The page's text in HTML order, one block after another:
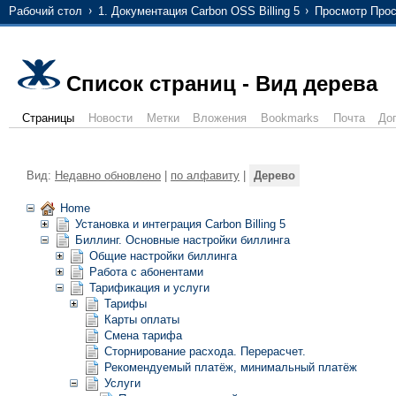
Рабочий стол 1. Документация Carbon OSS Billing 5 Просмотр
Список страниц - Вид дерева
Страницы Новости Метки Вложения Bookmarks Почта
Вид: Недавно обновлено | по алфавиту | Дерево
Home
Установка и интеграция Carbon Billing 5
Биллинг. Основные настройки биллинга
Общие настройки биллинга
Работа с абонентами
Тарификация и услуги
Тарифы
Карты оплаты
Смена тарифа
Сторнирование расхода. Перерасчет.
Рекомендуемый платёж, минимальный платёж
Услуги